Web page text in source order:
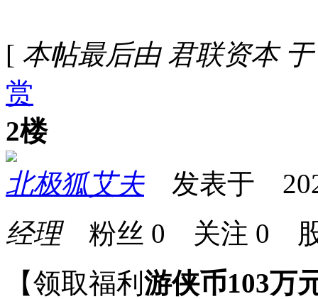
[ 本帖最后由 君联资本
赏
2楼
北极狐艾夫发表于
经理粉丝 0 关注 0
【领取福利 游侠币103万